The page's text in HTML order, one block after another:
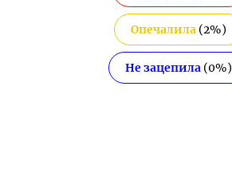
Опечалила (2%)
Не зацепила (0%)